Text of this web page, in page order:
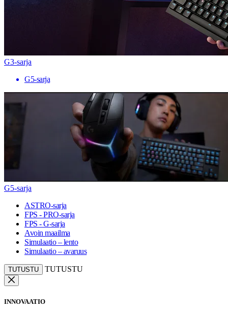
G3-sarja
G5-sarja
G5-sarja
ASTRO-sarja
FPS - PRO-sarja
FPS - G-sarja
Avoin maailma
Simulaatio – lento
Simulaatio – avaruus
TUTUSTU TUTUSTU
INNOVAATIO